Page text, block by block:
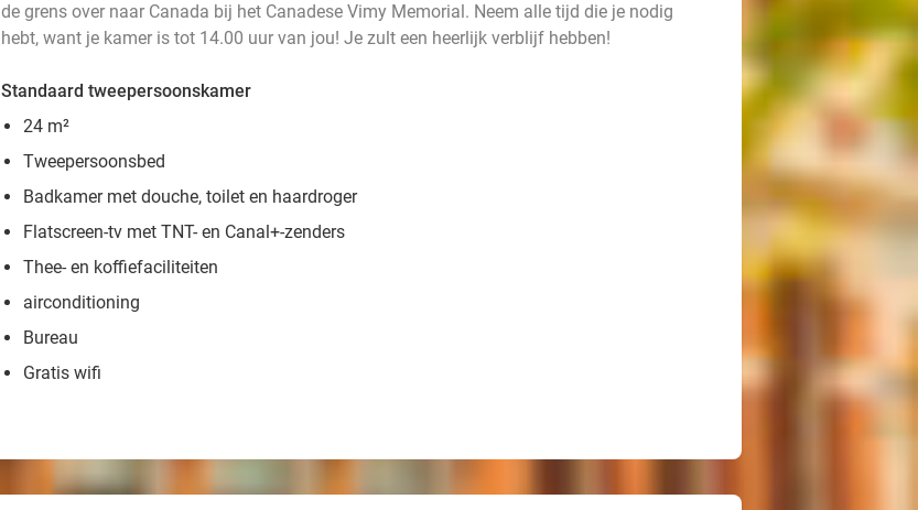
de grens over naar Canada bij het Canadese Vimy Memorial. Neem alle tijd die je nodig
hebt, want je kamer is tot 14.00 uur van jou! Je zult een heerlijk verblijf hebben!
Standaard tweepersoonskamer
24 m²
Tweepersoonsbed
Badkamer met douche, toilet en haardroger
Flatscreen-tv met TNT- en Canal+-zenders
Thee- en koffiefaciliteiten
airconditioning
Bureau
Gratis wifi